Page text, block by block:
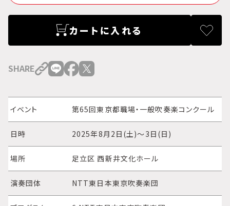
カートに入れる
SHARE
イベント 第65回東京都職場・一般吹奏楽コンクール
日時 2025年8月2日(土)～3日(日)
場所 足立区 西新井文化ホール
演奏団体 NTT東日本東京吹奏楽団